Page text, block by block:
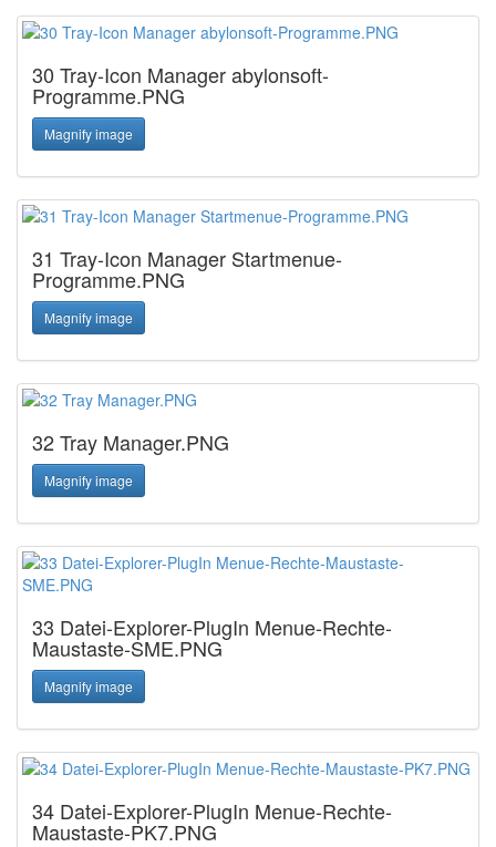
30 Tray-Icon Manager abylonsoft-
Programme.PNG
Magnify image
31 Tray-Icon Manager Startmenue-
Programme.PNG
Magnify image
32 Tray Manager.PNG
Magnify image
33 Datei-Explorer-PlugIn Menue-Rechte-
Maustaste-SME.PNG
Magnify image
34 Datei-Explorer-PlugIn Menue-Rechte-
Maustaste-PK7.PNG